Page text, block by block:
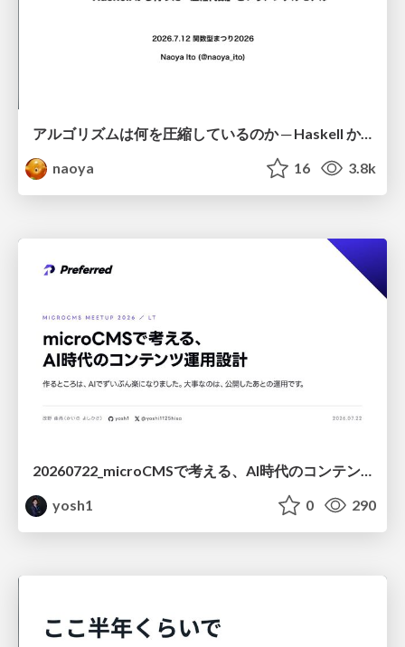
アルゴリズムは何を圧縮しているのか ─ Haskell から育った「圧縮代数」というメンタルモデル
naoya
16 3.8k
yosh1
0 290